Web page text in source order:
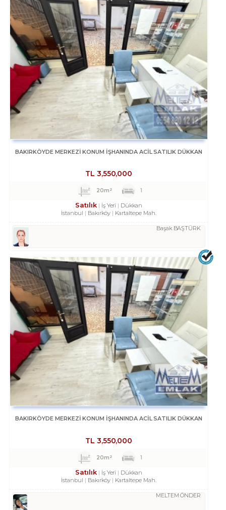
BAKIRKÖYDE MERKEZİ KONUM İŞHANINDA ACİL SATILIK DÜKKAN
TL 3,550,000
20m² 1
Satılık İş Yeri
Dükkan
İstanbul
Bakırköy Kartaltepe Mah.
Başak BAŞTÜRK
BAKIRKÖYDE MERKEZİ KONUM İŞHANINDA ACİL SATILIK DÜKKAN
TL 3,550,000
20m² 1
Satılık İş Yeri
Dükkan
İstanbul
Bakırköy Kartaltepe Mah.
MELTEM ÖNDER